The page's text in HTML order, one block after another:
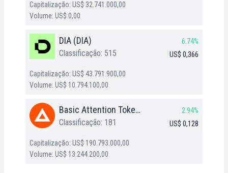
Capitalização: US$ 32.741.000,00
Volume: US$ 0,00
DIA (DIA)
Classificação: 515
6.74%
US$ 0,366
Capitalização: US$ 43.791.900,00
Volume: US$ 10.794.100,00
Basic Attention Token (BAT)
Classificação: 181
2.94%
US$ 0,128
Capitalização: US$ 190.793.000,00
Volume: US$ 13.244.200,00